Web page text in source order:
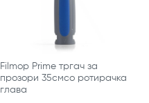
Filmop Prime тргач за
прозори 35смсо ротирачка
глава